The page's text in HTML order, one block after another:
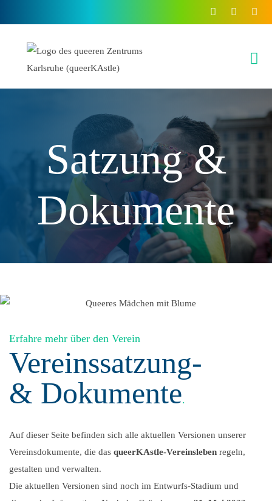
Satzung &
Dokumente
Erfahre mehr über den Verein
Vereinssatzung-
& Dokumente.
Auf dieser Seite befinden sich alle aktuellen Versionen unserer
Vereinsdokumente, die das queerKAstle-Vereinsleben regeln,
gestalten und verwalten.
Die aktuellen Versionen sind noch im Entwurfs-Stadium und